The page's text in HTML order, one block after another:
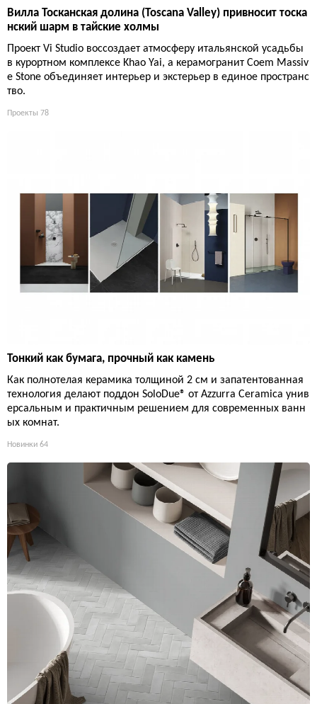
Вилла Тосканская долина (Toscana Valley) привносит тоска
нский шарм в тайские холмы
Проект Vi Studio воссоздает атмосферу итальянской усадьбы
в курортном комплексе Khao Yai, а керамогранит Coem Massiv
e Stone объединяет интерьер и экстерьер в единое пространс
тво.
Проекты 78
Тонкий как бумага, прочный как камень
Как полнотелая керамика толщиной 2 см и запатентованная
технология делают поддон SoloDue® от Azzurra Ceramica унив
ерсальным и практичным решением для современных ванн
ых комнат.
Новинки 64